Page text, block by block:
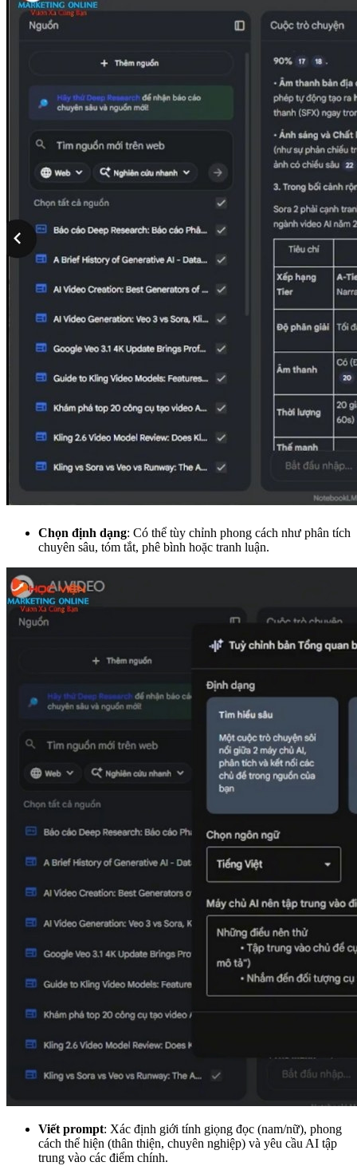
Chọn định dạng: Có thể tùy chỉnh phong cách như phân tích
chuyên sâu, tóm tắt, phê bình hoặc tranh luận.
Viết prompt: Xác định giới tính giọng đọc (nam/nữ), phong
cách thể hiện (thân thiện, chuyên nghiệp) và yêu cầu AI tập
trung vào các điểm chính.